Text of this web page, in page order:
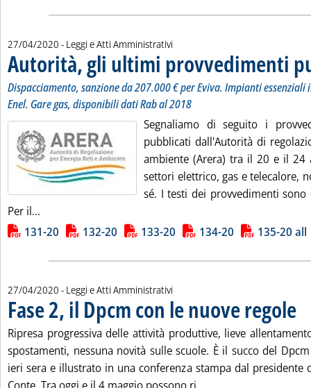
27/04/2020 - Leggi e Atti Amministrativi
Autorità, gli ultimi provvedimenti
Dispacciamento, sanzione da 207.000 € per Eviva. Impianti
Enel. Gare gas, disponibili dati Rab al 2018
Segnaliamo di seguito i
pubblicati dall'Autorità di
ambiente (Arera) tra il 20 e il 24
settori elettrico, gas e telecalore,
sé. I testi dei provvedimenti
Per il...
Lista allegati PDF alla notizia
131-20 132-20 133-20 134-20 135-20 all
27/04/2020 - Leggi e Atti Amministrativi
Fase 2, il Dpcm con le nuove regole
Ripresa progressiva delle attività produttive, lieve
spostamenti, nessuna novità sulle scuole. È il succo del
ieri sera e illustrato in una conferenza stampa dal presidente